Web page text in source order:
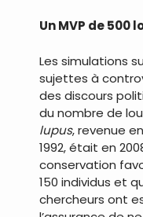
Un MVP de 500
Les simulations
sujettes à
des discours
du nombre de
lupus, revenue
1992, était en
conservation
150 individus et
chercheurs ont